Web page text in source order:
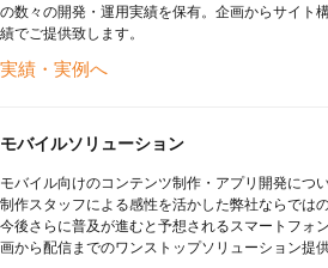
の数々の開発・運用実績を保有。企画からサイト
績でご提供致します。
実績・実例へ
モバイルソリューション
モバイル向けのコンテンツ制作・アプリ開発につ
制作スタッフによる感性を活かした弊社ならでは
今後さらに普及が進むと予想されるスマートフォ
画から配信までのワンストップソリューション提供